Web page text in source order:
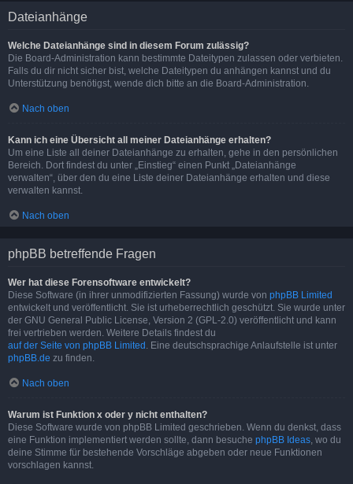
Dateianhänge
Welche Dateianhänge sind in diesem Forum zulässig?
Die Board-Administration kann bestimmte Dateitypen zulassen oder verbieten.
Falls du dir nicht sicher bist, welche Dateitypen du anhängen kannst und du
Unterstützung benötigst, wende dich bitte an die Board-Administration.
Nach oben
Kann ich eine Übersicht all meiner Dateianhänge erhalten?
Um eine Liste all deiner Dateianhänge zu erhalten, gehe in den persönlichen
Bereich. Dort findest du unter „Einstieg“ einen Punkt „Dateianhänge
verwalten“, über den du eine Liste deiner Dateianhänge erhalten und diese
verwalten kannst.
Nach oben
phpBB betreffende Fragen
Wer hat diese Forensoftware entwickelt?
Diese Software (in ihrer unmodifizierten Fassung) wurde von phpBB Limited
entwickelt und veröffentlicht. Sie ist urheberrechtlich geschützt. Sie wurde unter
der GNU General Public License, Version 2 (GPL-2.0) veröffentlicht und kann
frei vertrieben werden. Weitere Details findest du
auf der Seite von phpBB Limited . Eine deutschsprachige Anlaufstelle ist unter
phpBB.de zu finden.
Nach oben
Warum ist Funktion x oder y nicht enthalten?
Diese Software wurde von phpBB Limited geschrieben. Wenn du denkst, dass
eine Funktion implementiert werden sollte, dann besuche phpBB Ideas, wo du
deine Stimme für bestehende Vorschläge abgeben oder neue Funktionen
vorschlagen kannst.